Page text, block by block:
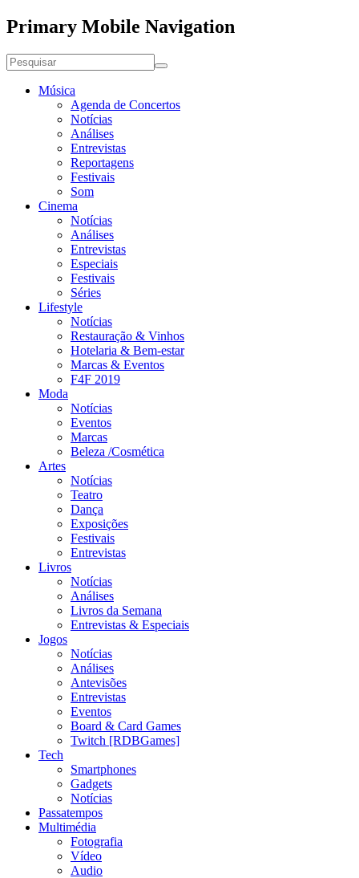
Primary Mobile Navigation
Música
Agenda de Concertos
Notícias
Análises
Entrevistas
Reportagens
Festivais
Som
Cinema
Notícias
Análises
Entrevistas
Especiais
Festivais
Séries
Lifestyle
Notícias
Restauração & Vinhos
Hotelaria & Bem-estar
Marcas & Eventos
F4F 2019
Moda
Notícias
Eventos
Marcas
Beleza /Cosmética
Artes
Notícias
Teatro
Dança
Exposições
Festivais
Entrevistas
Livros
Notícias
Análises
Livros da Semana
Entrevistas & Especiais
Jogos
Notícias
Análises
Antevisões
Entrevistas
Eventos
Board & Card Games
Twitch [RDBGames]
Tech
Smartphones
Gadgets
Notícias
Passatempos
Multimédia
Fotografia
Vídeo
Audio